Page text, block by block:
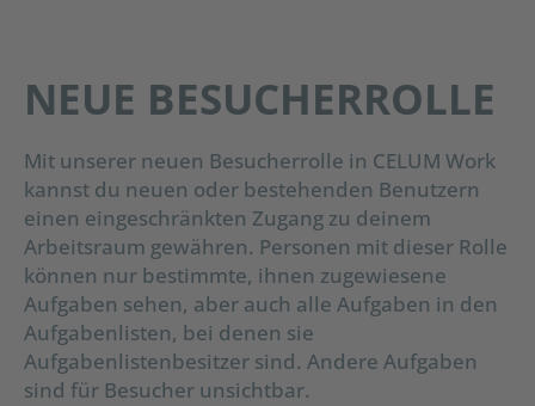
NEUE BESUCHERROLLE
Mit unserer neuen Besucherrolle in CELUM Work
kannst du neuen oder bestehenden Benutzern
einen eingeschränkten Zugang zu deinem
Arbeitsraum gewähren. Personen mit dieser Rolle
können nur bestimmte, ihnen zugewiesene
Aufgaben sehen, aber auch alle Aufgaben in den
Aufgabenlisten, bei denen sie
Aufgabenlistenbesitzer sind. Andere Aufgaben
sind für Besucher unsichtbar.